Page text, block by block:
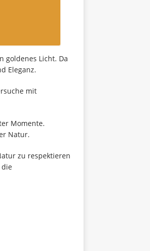
goldenes Licht. Da
Eleganz.
mit
Momente.
Natur.
zu respektieren
die